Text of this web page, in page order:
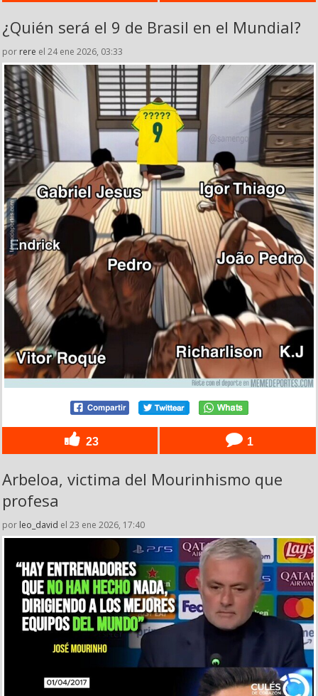
¿Quién será el 9 de Brasil en el Mundial?
por rere el 24 ene 2026, 03:33
23 1
Arbeloa, victima del Mourinhismo que
profesa
por leo_david el 23 ene 2026, 17:40